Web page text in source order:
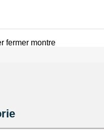
fermer montre